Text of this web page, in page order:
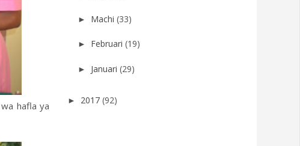
hafla ya
► Machi (33)
► Februari (19)
► Januari (29)
► 2017 (92)